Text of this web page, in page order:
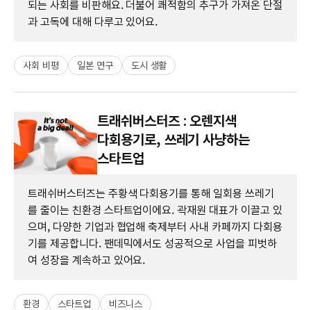
되는 사회를 비판해요. 더불어 쾌적함의 추구가 가져온 단절
과 고독에 대해 다루고 있어요.
사회 비평 일본 연구 도시 생활
트래쉬버스터즈 : 오렌지색
다회용기로, 쓰레기 사냥하는
스타트업
트래쉬버스터즈는 주황색 다회용기를 통해 일회용 쓰레기
를 줄이는 친환경 스타트업이에요. 곽재원 대표가 이끌고 있
으며, 다양한 기업과 협업해 축제부터 사내 카페까지 다회용
기를 제공합니다. 팬데믹에서도 성공적으로 사업을 피벗하
여 성장을 계속하고 있어요.
환경 스타트업 비즈니스